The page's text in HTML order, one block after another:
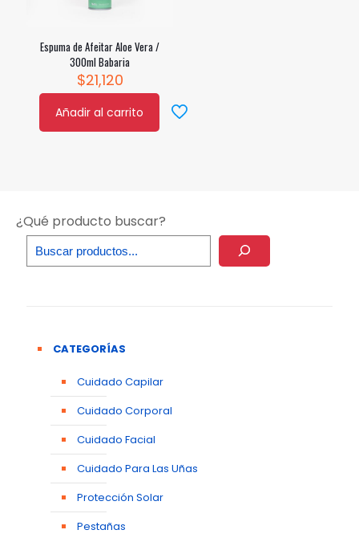
Espuma de Afeitar Aloe Vera /
300ml Babaria
$21,120
Añadir al carrito
¿Qué producto buscar?
CATEGORÍAS
Cuidado Capilar
Cuidado Corporal
Cuidado Facial
Cuidado Para Las Uñas
Protección Solar
Pestañas